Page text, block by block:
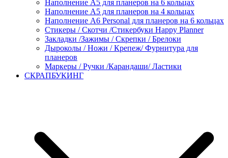
Наполнение А5 для планеров на 6 кольцах
Наполнение А5 для планеров на 4 кольцах
Наполнение А6 Personal для планеров на 6 кольцах
Стикеры / Скотчи /Стикербуки Happy Planner
Закладки /Зажимы / Скрепки / Брелоки
Дыроколы / Ножи / Крепеж/ Фурнитура для
планеров
Маркеры / Ручки /Карандаши/ Ластики
СКРАПБУКИНГ